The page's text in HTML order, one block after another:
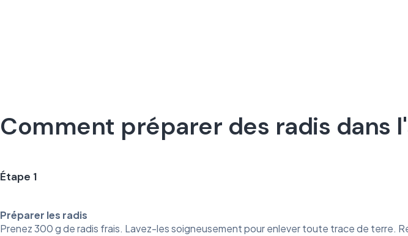
Comment préparer des radis dans
Étape 1
Préparer les radis
Prenez 300 g de radis frais. Lavez-les soigneusement pour enlever toute trace de terre.